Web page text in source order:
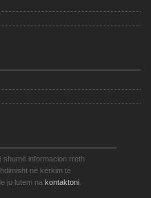
shumë informacion rreth
në kërkim të
ju lutem na kontaktoni